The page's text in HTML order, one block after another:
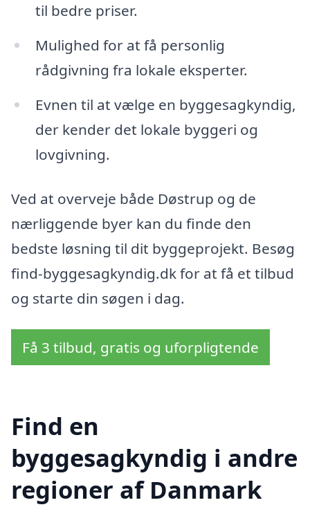
til bedre priser.
Mulighed for at få personlig
rådgivning fra lokale eksperter.
Evnen til at vælge en byggesagkyndig,
der kender det lokale byggeri og
lovgivning.
Ved at overveje både Døstrup og de
nærliggende byer kan du finde den
bedste løsning til dit byggeprojekt. Besøg
find-byggesagkyndig.dk for at få et tilbud
og starte din søgen i dag.
Få 3 tilbud, gratis og uforpligtende
Find en
byggesagkyndig i andre
regioner af Danmark